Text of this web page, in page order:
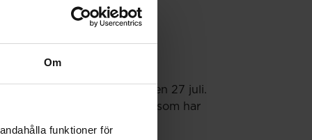
Om
funktioner för
en extra utbetalning den 27 juli.
och månadsansökningar som har